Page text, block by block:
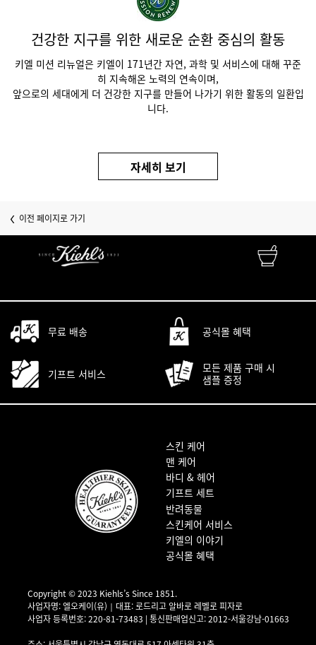
건강한 지구를 위한 새로운 순환 중심의 활동
키엘 미션 리뉴얼은 키엘이 171년간 자연, 과학 및 서비스에 대해 꾸준
히 지속해온 노력의 연속이며,
앞으로의 세대에게 더 건강한 지구를 만들어 나가기 위한 활동의 일환입
니다.
자세히 보기
이전 페이지로 가기
무료 배송 공식몰 혜택
기프트 서비스
모든 제품 구매 시
샘플 증정
스킨 케어
맨 케어
바디 & 헤어
기프트 세트
반려동물
스킨케어 서비스
키엘의 이야기
공식몰 혜택
Copyright © 2023 Kiehls’s Since 1851.
사업자명: 엘오케이(유)｜대표: 로드리고 알바로 레벨로 피자로
사업자 등록번호: 220-81-73483 | 통신판매업신고: 2012-서울강남-01663